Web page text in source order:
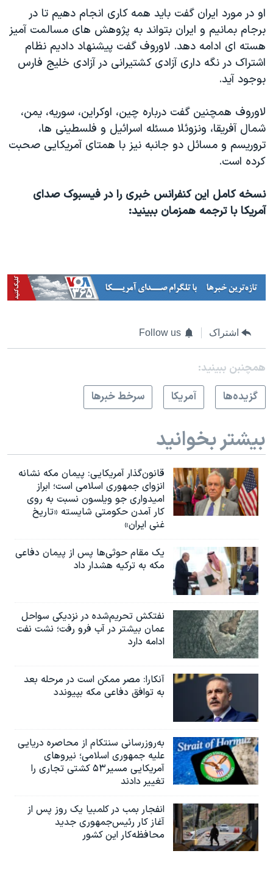
او در مورد ایران گفت باید همه کاری انجام دهیم تا در
برجام بمانیم و ایران بتواند به پژوهش های مسالمت آمیز
هسته ای ادامه دهد. لاوروف گفت پیشنهاد دادیم نظام
اشتراک در نگه داری آزادی کشتیرانی در آزادی خلیج فارس
بوجود آید.
لاوروف همچنین گفت درباره چین، اوکراین، سوریه، یمن،
شمال آفریقا، ونزوئلا مسئله اسرائیل و فلسطینی ها،
تروریسم و مسائل دو جانبه نیز با همتای آمریکایی صحبت
کرده است.
نسخه کامل این کنفرانس خبری را در فیسبوک صدای
آمریکا با ترجمه همزمان ببینید:
اشتراک Follow us
همچنبن ببینید:
گزيده‌ها
آمريکا سرخط خبرها
بیشتر بخوانید
قانون‌گذار آمریکایی: پیمان مکه نشانه
انزوای جمهوری اسلامی است؛ ابراز
امیدواری جو ویلسون نسبت به روی
کار آمدن حکومتی شایسته «تاریخ
غنی ایران»
یک مقام حوثی‌ها پس از پیمان دفاعی
مکه به ترکیه هشدار داد
نفتکش تحریم‌شده در نزدیکی سواحل
عمان بیشتر در آب فرو رفت؛ نشت نفت
ادامه دارد
آنکارا: مصر ممکن است در مرحله بعد
به توافق دفاعی مکه بپیوندد
به‌روزرسانی سنتکام از محاصره دریایی
علیه جمهوری اسلامی؛ نیروهای
آمریکایی مسیر۵۳ کشتی تجاری را
تغییر دادند
انفجار بمب‌‌ در کلمبیا یک روز پس از
آغاز کار رئیس‌جمهوری جدید
محافظه‌کار این کشور